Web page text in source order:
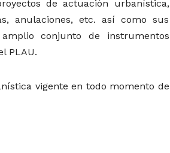
de actuación urbanística,
anulaciones, etc. así como sus
conjunto de instrumentos
PLAU.
vigente en todo momento de